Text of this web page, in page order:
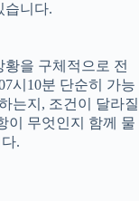
습니다.
을 구체적으로 전
시10분 단순히 가능
는지, 조건이 달라질
이 무엇인지 함께 물
.